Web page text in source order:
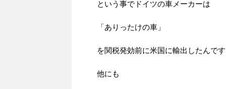
という事でドイツの車メーカーは
「ありったけの車」
を関税発効前に米国に輸出したんです
他にも